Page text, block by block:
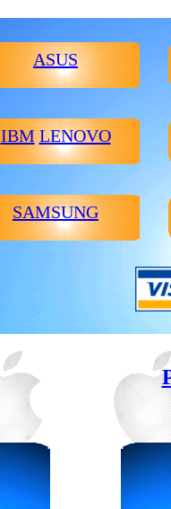
ASUS
IBM LENOVO
SAMSUNG